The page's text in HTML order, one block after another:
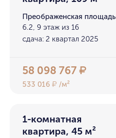
Преображенская площадь
6.2, 9 этаж из 16
сдача: 2 квартал 2025
58 098 767₽
533 016₽ /м²
1-комнатная
квартира, 45 м²